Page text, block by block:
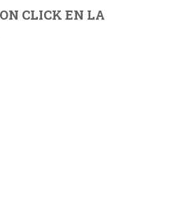
CLICK EN LA